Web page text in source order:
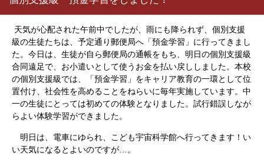
天気が心配された午前中でしたが、雨にも降られず、個別支援
級の生徒たちは、予定通り郵便局へ「預金学習」に行ってきまし
た。今日は、生徒が自ら郵便局の通帳をもち、明日の個別支援級
合同遠足で、お小遣いとして使うお金を払い戻ししました。本校
の個別支援級では、「預金学習」をキャリア教育の一環として位
置付け、社会性を高めることをねらいに毎年実施しています。中
一の生徒にとっては初めての体験となりました。試行錯誤しなが
らよい体験学習ができました。
明日は、電車にゆられ、こども宇宙科学館へ行ってきます！い
い天気になるとよいのですが…。